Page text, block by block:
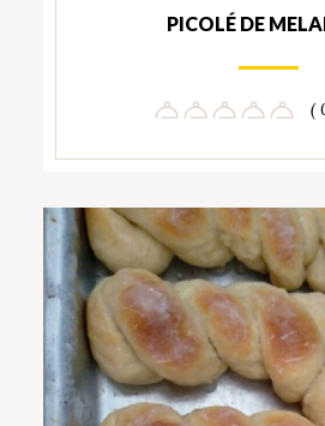
PICOLÉ DE
(